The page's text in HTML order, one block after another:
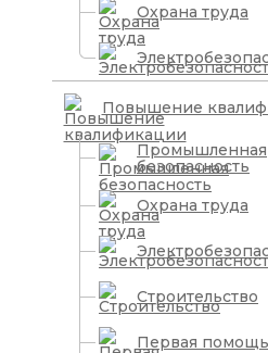
Охрана труда
Повышение
Промышленная
безопасность
Охрана труда
Строительство
Первая помощь